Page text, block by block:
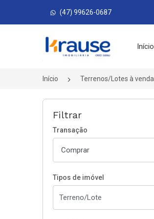
(47) 99626-0687
Página inicial
Início
Início Terrenos/Lotes à venda
Filtrar
Transação
Tipos de imóvel